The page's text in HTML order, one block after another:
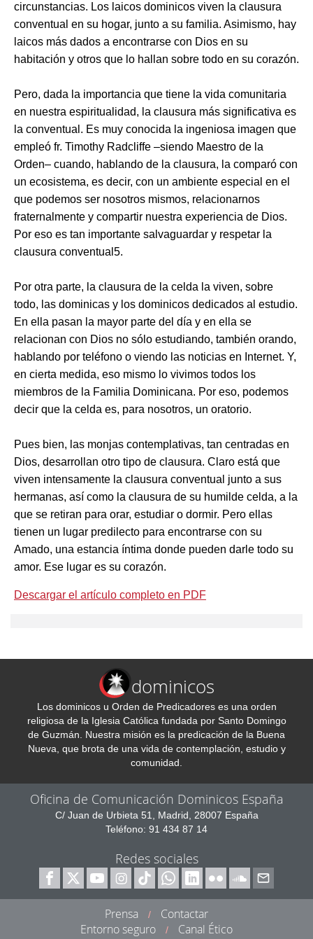
circunstancias. Los laicos dominicos viven la clausura
conventual en su hogar, junto a su familia. Asimismo, hay
laicos más dados a encontrarse con Dios en su
habitación y otros que lo hallan sobre todo en su corazón.
Pero, dada la importancia que tiene la vida comunitaria
en nuestra espiritualidad, la clausura más significativa es
la conventual. Es muy conocida la ingeniosa imagen que
empleó fr. Timothy Radcliffe –siendo Maestro de la
Orden– cuando, hablando de la clausura, la comparó con
un ecosistema, es decir, con un ambiente especial en el
que podemos ser nosotros mismos, relacionarnos
fraternalmente y compartir nuestra experiencia de Dios.
Por eso es tan importante salvaguardar y respetar la
clausura conventual5.
Por otra parte, la clausura de la celda la viven, sobre
todo, las dominicas y los dominicos dedicados al estudio.
En ella pasan la mayor parte del día y en ella se
relacionan con Dios no sólo estudiando, también orando,
hablando por teléfono o viendo las noticias en Internet. Y,
en cierta medida, eso mismo lo vivimos todos los
miembros de la Familia Dominicana. Por eso, podemos
decir que la celda es, para nosotros, un oratorio.
Pues bien, las monjas contemplativas, tan centradas en
Dios, desarrollan otro tipo de clausura. Claro está que
viven intensamente la clausura conventual junto a sus
hermanas, así como la clausura de su humilde celda, a la
que se retiran para orar, estudiar o dormir. Pero ellas
tienen un lugar predilecto para encontrarse con su
Amado, una estancia íntima donde pueden darle todo su
amor. Ese lugar es su corazón.
Descargar el artículo completo en PDF
dominicos
Los dominicos u Orden de Predicadores es una orden
religiosa de la Iglesia Católica fundada por Santo Domingo
de Guzmán. Nuestra misión es la predicación de la Buena
Nueva, que brota de una vida de contemplación, estudio y
comunidad.
Oficina de Comunicación Dominicos España
C/ Juan de Urbieta 51, Madrid, 28007 España
Teléfono: 91 434 87 14
Redes sociales
Prensa /
Contactar
Entorno seguro
/
Canal Ético